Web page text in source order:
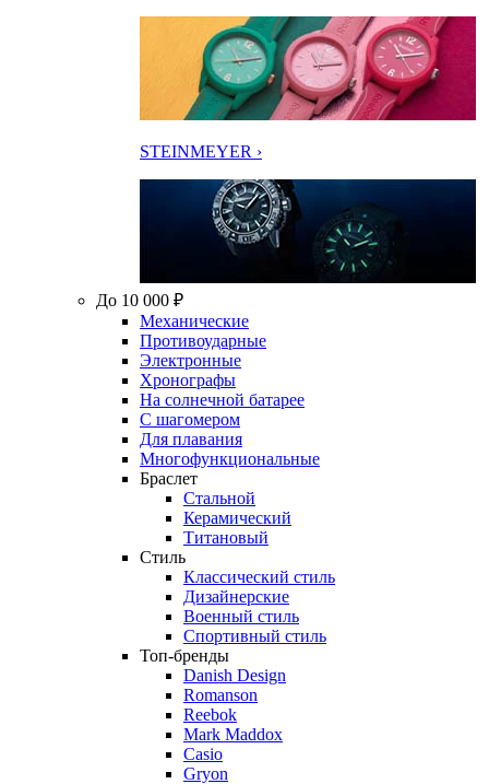
STEINMEYER ›
До 10 000 ₽
Механические
Противоударные
Электронные
Хронографы
На солнечной батарее
С шагомером
Для плавания
Многофункциональные
Браслет
Стальной
Керамический
Титановый
Стиль
Классический стиль
Дизайнерские
Военный стиль
Спортивный стиль
Топ-бренды
Danish Design
Romanson
Reebok
Mark Maddox
Casio
Gryon